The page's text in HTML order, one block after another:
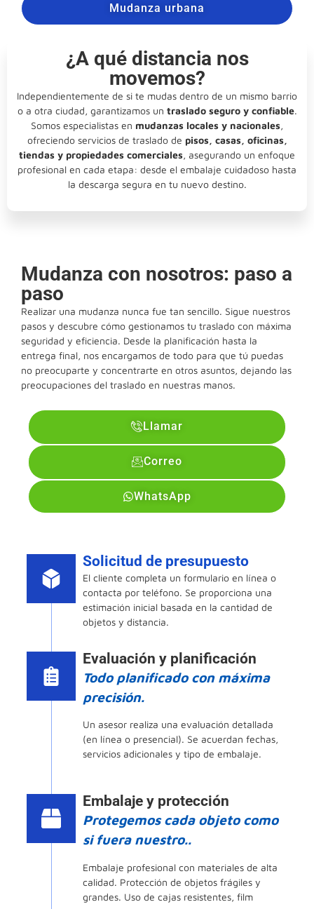
Mudanza urbana
¿A qué distancia nos
movemos?
Independientemente de si te mudas dentro de un mismo barrio
o a otra ciudad, garantizamos un traslado seguro y confiable.
Somos especialistas en mudanzas locales y nacionales,
ofreciendo servicios de traslado de pisos, casas, oficinas,
tiendas y propiedades comerciales, asegurando un enfoque
profesional en cada etapa: desde el embalaje cuidadoso hasta
la descarga segura en tu nuevo destino.
Mudanza con nosotros: paso a
paso
Realizar una mudanza nunca fue tan sencillo. Sigue nuestros
pasos y descubre cómo gestionamos tu traslado con máxima
seguridad y eficiencia. Desde la planificación hasta la
entrega final, nos encargamos de todo para que tú puedas
no preocuparte y concentrarte en otros asuntos, dejando las
preocupaciones del traslado en nuestras manos.
Llamar
Correo
WhatsApp
Solicitud de presupuesto
El cliente completa un formulario en línea o
contacta por teléfono. Se proporciona una
estimación inicial basada en la cantidad de
objetos y distancia.
Evaluación y planificación
Todo planificado con máxima
precisión.
Un asesor realiza una evaluación detallada
(en línea o presencial). Se acuerdan fechas,
servicios adicionales y tipo de embalaje.
Embalaje y protección
Protegemos cada objeto como
si fuera nuestro..
Embalaje profesional con materiales de alta
calidad. Protección de objetos frágiles y
grandes. Uso de cajas resistentes, film